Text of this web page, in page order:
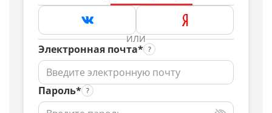
ИЛИ
Электронная почта*
Пароль*